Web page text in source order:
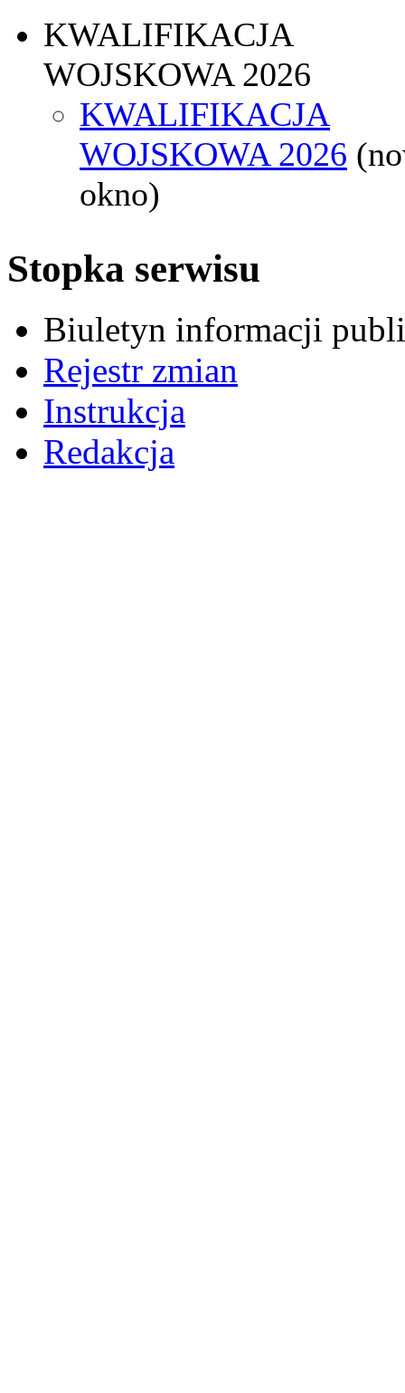
KWALIFIKACJA
WOJSKOWA 2026
KWALIFIKACJA
WOJSKOWA 2026
okno)
Stopka serwisu
Biuletyn informacji
Rejestr zmian
Instrukcja
Redakcja